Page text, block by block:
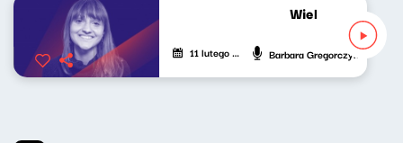
Wielki świat
11 lutego 2023 Barbara Gregorczyk